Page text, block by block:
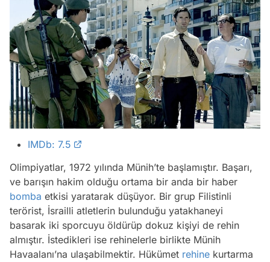
IMDb: 7.5
Olimpiyatlar, 1972 yılında Münih’te başlamıştır. Başarı,
ve barışın hakim olduğu ortama bir anda bir haber
bomba etkisi yaratarak düşüyor. Bir grup Filistinli
terörist, İsrailli atletlerin bulunduğu yatakhaneyi
basarak iki sporcuyu öldürüp dokuz kişiyi de rehin
almıştır. İstedikleri ise rehinelerle birlikte Münih
Havaalanı’na ulaşabilmektir. Hükümet rehine kurtarma